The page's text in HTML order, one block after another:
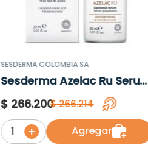
SESDERMA COLOMBIA SA
Sesderma Azelac Ru Serum
Liposomal x 30ml
$ 266.200$266.214
1 Agregar